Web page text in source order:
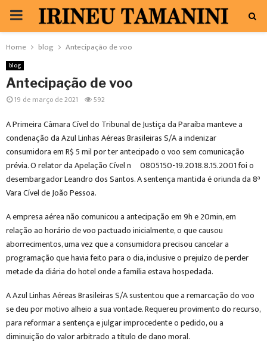
PRIMARY
MENU
Home blog Antecipação de voo
blog
Antecipação de voo
19 de março de 2021 592
A Primeira Câmara Cível do Tribunal de Justiça da Paraíba manteve a
condenação da Azul Linhas Aéreas Brasileiras S/A a indenizar
consumidora em R$ 5 mil por ter antecipado o voo sem comunicação
prévia. O relator da Apelação Cível nº 0805150-19.2018.8.15.2001 foi o
desembargador Leandro dos Santos. A sentença mantida é oriunda da 8ª
Vara Cível de João Pessoa.
A empresa aérea não comunicou a antecipação em 9h e 20min, em
relação ao horário de voo pactuado inicialmente, o que causou
aborrecimentos, uma vez que a consumidora precisou cancelar a
programação que havia feito para o dia, inclusive o prejuízo de perder
metade da diária do hotel onde a família estava hospedada.
A Azul Linhas Aéreas Brasileiras S/A sustentou que a remarcação do voo
se deu por motivo alheio a sua vontade. Requereu provimento do recurso,
para reformar a sentença e julgar improcedente o pedido, ou a
diminuição do valor arbitrado a título de dano moral.